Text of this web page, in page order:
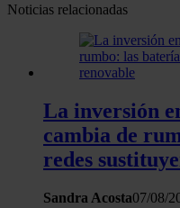
Obtenga más
sección de datos.
consentimiento en
Las cookies de este
el contenido y los
información sobre el
Noticias relacionadas
La inversión
cambia de
redes
Sandra Acosta07/08/